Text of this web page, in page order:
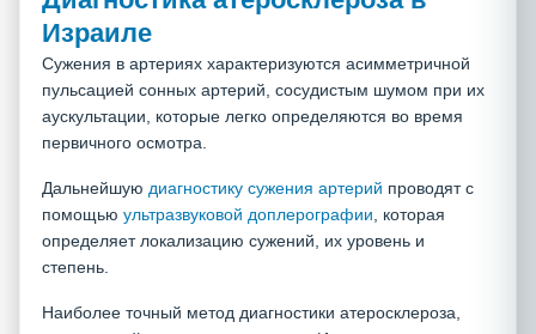
Израиле
Сужения в артериях характеризуются асимметричной
пульсацией сонных артерий, сосудистым шумом при их
аускультации, которые легко определяются во время
первичного осмотра.
Дальнейшую диагностику сужения артерий проводят с
помощью ультразвуковой доплерографии , которая
определяет локализацию сужений, их уровень и
степень.
Наиболее точный метод диагностики атеросклероза,